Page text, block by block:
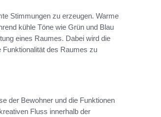
Stimmungen zu erzeugen. Warme
kühle Töne wie Grün und Blau
eines Raumes. Dabei wird die
des Raumes zu
der Bewohner und die Funktionen
Fluss innerhalb der